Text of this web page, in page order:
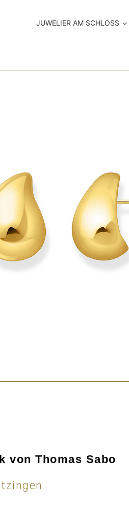
JUWELIER AM SCHLOSS
von Thomas Sabo